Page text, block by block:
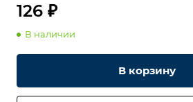
126 ₽
В наличии
В корзину